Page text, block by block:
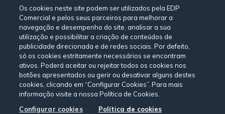
Apoio ao Cliente
Origem da energia
Livro de Reclamações
Consulte a nossaPolítica de privacidade, Política de cookies
Termos e CondiçõeseDeclaração de Acessibilidade.
Os cookies neste site podem ser utilizados pela EDP
Comercial e pelos seus parceiros para melhorar a
navegação e desempenho do site, analisar a sua
utilização e possibilitar a criação de conteúdos de
publicidade direcionada e de redes sociais. Por defeito,
só os cookies estritamente necessários se encontram
ativos. Poderá aceitar ou rejeitar todos os cookies nos
botões apresentados ou gerir ou desativar alguns destes
cookies, clicando em “Configurar Cookies”. Para mais
informação visite a nossa Política de Cookies.
Configurar cookies
Política de cookies